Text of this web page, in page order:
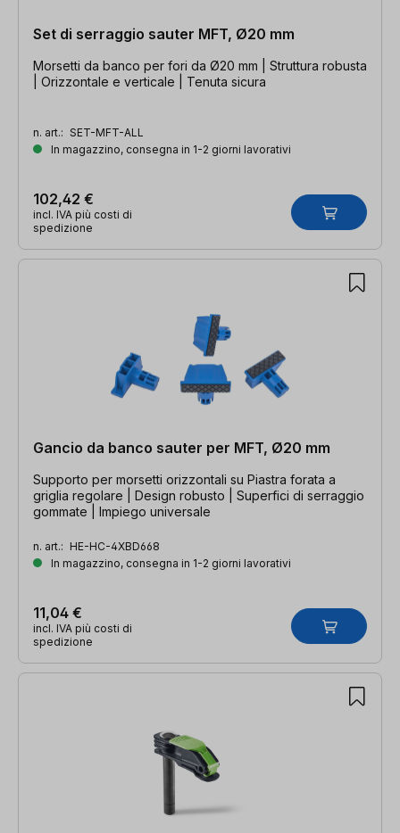
Set di serraggio sauter MFT, Ø20 mm
Morsetti da banco per fori da Ø20 mm | Struttura robusta
| Orizzontale e verticale | Tenuta sicura
n. art.: SET-MFT-ALL
In magazzino, consegna in 1-2 giorni lavorativi
102,42 €
incl. IVA più costi di
spedizione
Gancio da banco sauter per MFT, Ø20 mm
Supporto per morsetti orizzontali su Piastra forata a
griglia regolare | Design robusto | Superfici di serraggio
gommate | Impiego universale
n. art.: HE-HC-4XBD668
In magazzino, consegna in 1-2 giorni lavorativi
11,04 €
incl. IVA più costi di
spedizione